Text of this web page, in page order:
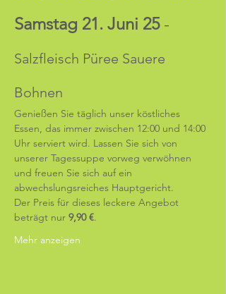
Samstag 21. Juni 25 -
Salzfleisch Püree Sauere
Bohnen
Genießen Sie täglich unser köstliches
Essen, das immer zwischen 12:00 und 14:00
Uhr serviert wird. Lassen Sie sich von
unserer Tagessuppe vorweg verwöhnen
und freuen Sie sich auf ein
abwechslungsreiches Hauptgericht.
Der Preis für dieses leckere Angebot
beträgt nur 9,90 €.
Mehr anzeigen